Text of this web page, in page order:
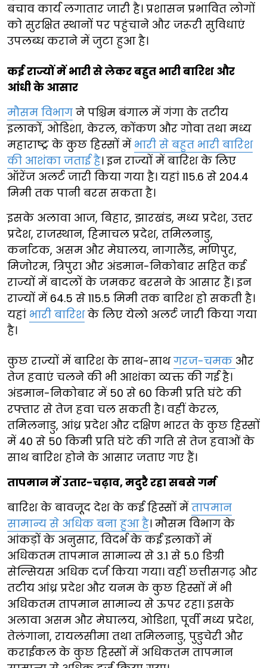
बचाव कार्य लगातार जारी है। प्रशासन प्रभावित लोगों
को सुरक्षित स्थानों पर पहुंचाने और जरूरी सुविधाएं
उपलब्ध कराने में जुटा हुआ है।
कई राज्यों में भारी से लेकर बहुत भारी बारिश और
आंधी के आसार
मौसम विभाग ने पश्चिम बंगाल में गंगा के तटीय
इलाकों, ओडिशा, केरल, कोंकण और गोवा तथा मध्य
महाराष्ट्र के कुछ हिस्सों में भारी से बहुत भारी बारिश
की आशंका जताई है। इन राज्यों में बारिश के लिए
ऑरेंज अलर्ट जारी किया गया है। यहां 115.6 से 204.4
मिमी तक पानी बरस सकता है।
इसके अलावा आज, बिहार, झारखंड, मध्य प्रदेश, उत्तर
प्रदेश, राजस्थान, हिमाचल प्रदेश, तमिलनाडु,
कर्नाटक, असम और मेघालय, नागालैंड, मणिपुर,
मिजोरम, त्रिपुरा और अंडमान-निकोबार सहित कई
राज्यों में बादलों के जमकर बरसने के आसार हैं। इन
राज्यों में 64.5 से 115.5 मिमी तक बारिश हो सकती है।
यहां भारी बारिशके लिए येलो अलर्ट जारी किया गया
है।
कुछ राज्यों में बारिश के साथ-साथगरज-चमक और
तेज हवाएं चलने की भी आशंका व्यक्त की गई है।
अंडमान-निकोबार में 50 से 60 किमी प्रति घंटे की
रफ्तार से तेज हवा चल सकती है। वहीं केरल,
तमिलनाडु, आंध्र प्रदेश और दक्षिण भारत के कुछ हिस्सों
में 40 से 50 किमी प्रति घंटे की गति से तेज हवाओं के
साथ बारिश होने के आसार जताए गए हैं।
तापमान में उतार-चढ़ाव, मदुरै रहा सबसे गर्म
बारिश के बावजूद देश के कई हिस्सों में तापमान
सामान्य से अधिक बना हुआ है। मौसम विभाग के
आंकड़ों के अनुसार, विदर्भ के कई इलाकों में
अधिकतम तापमान सामान्य से 3.1 से 5.0 डिग्री
सेल्सियस अधिक दर्ज किया गया। वहीं छत्तीसगढ़ और
तटीय आंध्र प्रदेश और यनम के कुछ हिस्सों में भी
अधिकतम तापमान सामान्य से ऊपर रहा। इसके
अलावा असम और मेघालय, ओडिशा, पूर्वी मध्य प्रदेश,
तेलंगाना, रायलसीमा तथा तमिलनाडु, पुडुचेरी और
कराईकल के कुछ हिस्सों में अधिकतम तापमान